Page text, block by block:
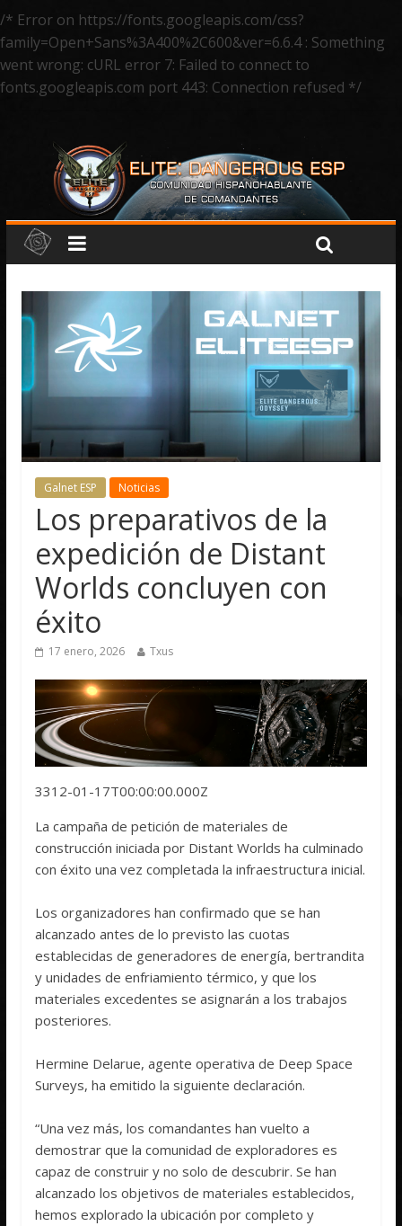
/* Error on https://fonts.googleapis.com/css?
family=Open+Sans%3A400%2C600&ver=6.6.4 : Something
went wrong: cURL error 7: Failed to connect to
fonts.googleapis.com port 443: Connection refused */
Galnet ESP Noticias
Los preparativos de la
expedición de Distant
Worlds concluyen con
éxito
17 enero, 2026 Txus
3312-01-17T00:00:00.000Z
La campaña de petición de materiales de
construcción iniciada por Distant Worlds ha culminado
con éxito una vez completada la infraestructura inicial.
Los organizadores han confirmado que se han
alcanzado antes de lo previsto las cuotas
establecidas de generadores de energía, bertrandita
y unidades de enfriamiento térmico, y que los
materiales excedentes se asignarán a los trabajos
posteriores.
Hermine Delarue, agente operativa de Deep Space
Surveys, ha emitido la siguiente declaración.
“Una vez más, los comandantes han vuelto a
demostrar que la comunidad de exploradores es
capaz de construir y no solo de descubrir. Se han
alcanzado los objetivos de materiales establecidos,
hemos explorado la ubicación por completo y